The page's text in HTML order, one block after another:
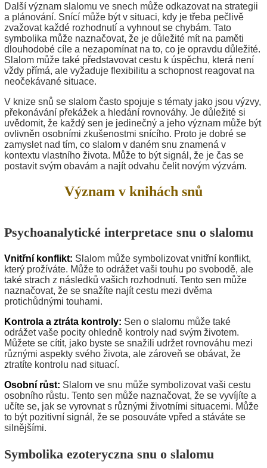
Další význam slalomu ve snech může odkazovat na strategii
a plánování. Snící může být v situaci, kdy je třeba pečlivě
zvažovat každé rozhodnutí a vyhnout se chybám. Tato
symbolika může naznačovat, že je důležité mít na paměti
dlouhodobé cíle a nezapomínat na to, co je opravdu důležité.
Slalom může také představovat cestu k úspěchu, která není
vždy přímá, ale vyžaduje flexibilitu a schopnost reagovat na
neočekávané situace.
V knize snů se slalom často spojuje s tématy jako jsou výzvy,
překonávání překážek a hledání rovnováhy. Je důležité si
uvědomit, že každý sen je jedinečný a jeho význam může být
ovlivněn osobními zkušenostmi snícího. Proto je dobré se
zamyslet nad tím, co slalom v daném snu znamená v
kontextu vlastního života. Může to být signál, že je čas se
postavit svým obavám a najít odvahu čelit novým výzvám.
Význam v knihách snů
Psychoanalytické interpretace snu o slalomu
Vnitřní konflikt: Slalom může symbolizovat vnitřní konflikt,
který prožíváte. Může to odrážet vaši touhu po svobodě, ale
také strach z následků vašich rozhodnutí. Tento sen může
naznačovat, že se snažíte najít cestu mezi dvěma
protichůdnými touhami.
Kontrola a ztráta kontroly: Sen o slalomu může také
odrážet vaše pocity ohledně kontroly nad svým životem.
Můžete se cítit, jako byste se snažili udržet rovnováhu mezi
různými aspekty svého života, ale zároveň se obávat, že
ztratíte kontrolu nad situací.
Osobní růst: Slalom ve snu může symbolizovat vaši cestu
osobního růstu. Tento sen může naznačovat, že se vyvíjíte a
učíte se, jak se vyrovnat s různými životními situacemi. Může
to být pozitivní signál, že se posouváte vpřed a stáváte se
silnějšími.
Symbolika ezoteryczna snu o slalomu